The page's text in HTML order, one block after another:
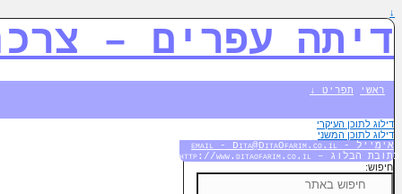
↓
דיתה עפרים –
ראשי תפריט ↓
דילוג לתוכן העיקרי
דילוג לתוכן המשני
אימייל - email - Dita@DitaOfarim.co.il
כתובת הבלוג – http://www.ditaofarim.co.il
חיפוש: